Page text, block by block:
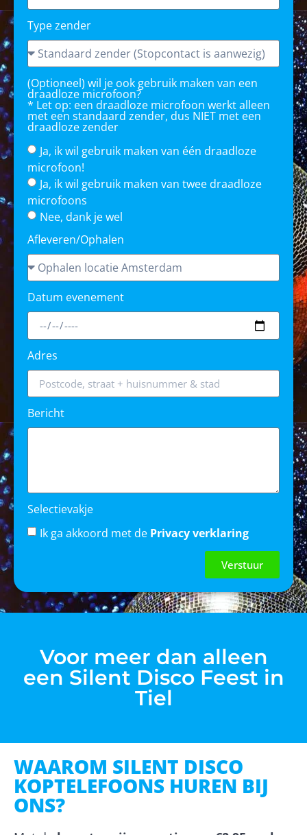
Type zender
(Optioneel) wil je ook gebruik maken van een
draadloze microfoon?
* Let op: een draadloze microfoon werkt alleen
met een standaard zender, dus NIET met een
draadloze zender
Ja, ik wil gebruik maken van één draadloze
microfoon!
Ja, ik wil gebruik maken van twee draadloze
microfoons
Nee, dank je wel
Afleveren/Ophalen
Datum evenement
Adres
Bericht
Selectievakje
Ik ga akkoord met de Privacy verklaring
Verstuur
Voor meer dan alleen
een Silent Disco Feest in
Tiel
WAAROM SILENT DISCO
KOPTELEFOONS HUREN BIJ
ONS?